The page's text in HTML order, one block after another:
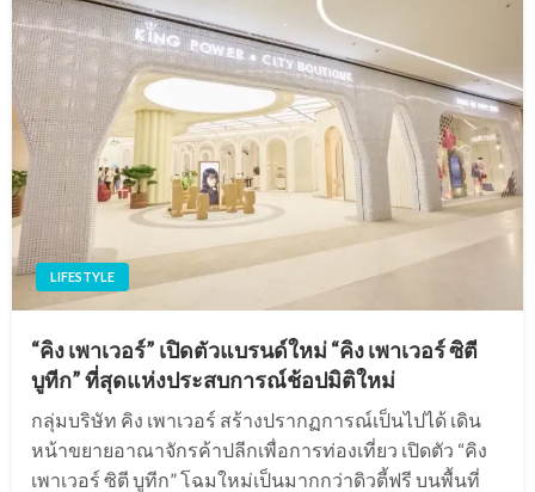
LIFESTYLE
“คิง เพาเวอร์” เปิดตัวแบรนด์ใหม่ “คิง เพาเวอร์ ซิตี
บูทีก” ที่สุดแห่งประสบการณ์ช้อปมิติใหม่
กลุ่มบริษัท คิง เพาเวอร์ สร้างปรากฏการณ์เป็นไปได้ เดิน
หน้าขยายอาณาจักรค้าปลีกเพื่อการท่องเที่ยว เปิดตัว “คิง
เพาเวอร์ ซิตี บูทีก” โฉมใหม่เป็นมากกว่าดิวตี้ฟรี บนพื้นที่